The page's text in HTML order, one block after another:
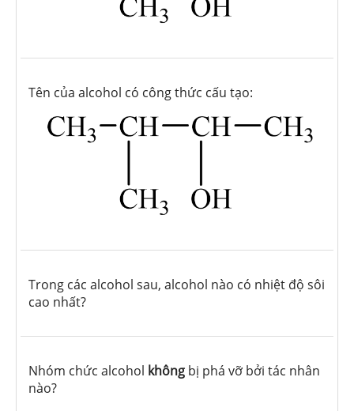
Tên của alcohol có công thức cấu tạo:
Trong các alcohol sau, alcohol nào có nhiệt độ sôi
cao nhất?
Nhóm chức alcohol không bị phá vỡ bởi tác nhân
nào?